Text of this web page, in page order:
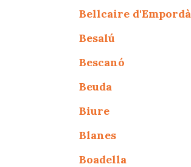
Bellcaire d'Empordà
Besalú
Bescanó
Beuda
Biure
Blanes
Boadella